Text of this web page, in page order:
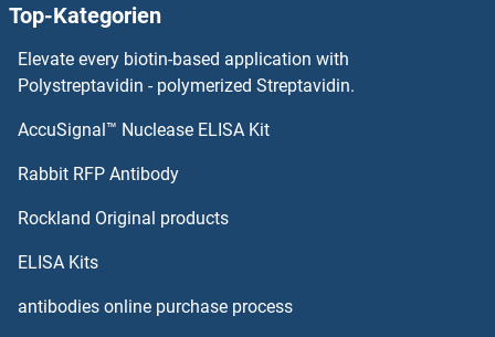
MRPS25 ELISA Kits
MRPS15 ELISA Kits
MRPS10 ELISA Kits
MT-ND1 ELISA Kits
Top-Kategorien
Elevate every biotin-based application with
Polystreptavidin - polymerized Streptavidin.
AccuSignal™ Nuclease ELISA Kit
Rabbit RFP Antibody
Rockland Original products
ELISA Kits
antibodies online purchase process